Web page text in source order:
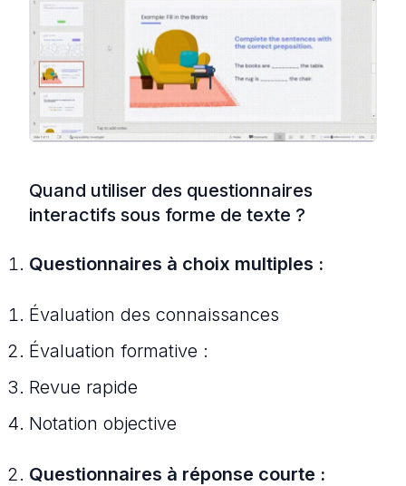
Quand utiliser des questionnaires
interactifs sous forme de texte ?
Questionnaires à choix multiples :
Évaluation des connaissances
Évaluation formative :
Revue rapide
Notation objective
Questionnaires à réponse courte :